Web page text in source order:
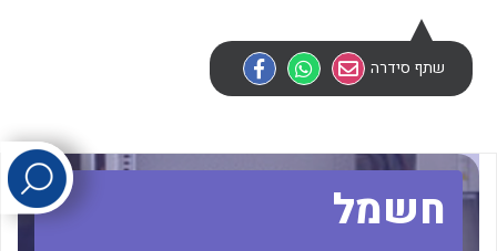
לכל מוצרי היצרן
שתף סידרה
חשמל